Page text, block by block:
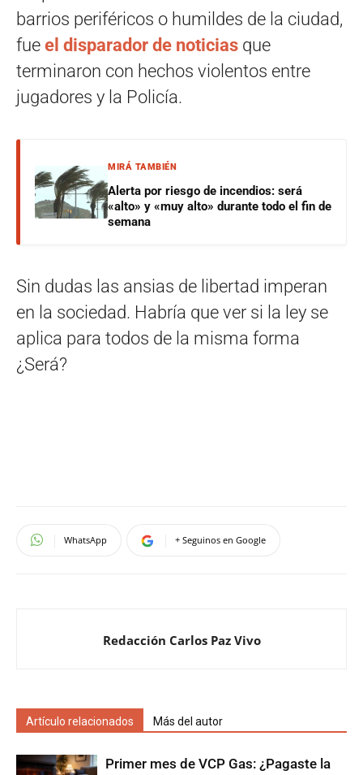
barrios periféricos o humildes de la ciudad,
fue el disparador de noticias que
terminaron con hechos violentos entre
jugadores y la Policía.
MIRÁ TAMBIÉN
Alerta por riesgo de incendios: será
«alto» y «muy alto» durante todo el fin de
semana
Sin dudas las ansias de libertad imperan
en la sociedad. Habría que ver si la ley se
aplica para todos de la misma forma
¿Será?
WhatsApp + Seguinos en Google
Redacción Carlos Paz Vivo
Artículo relacionados Más del autor
Primer mes de VCP Gas: ¿Pagaste la